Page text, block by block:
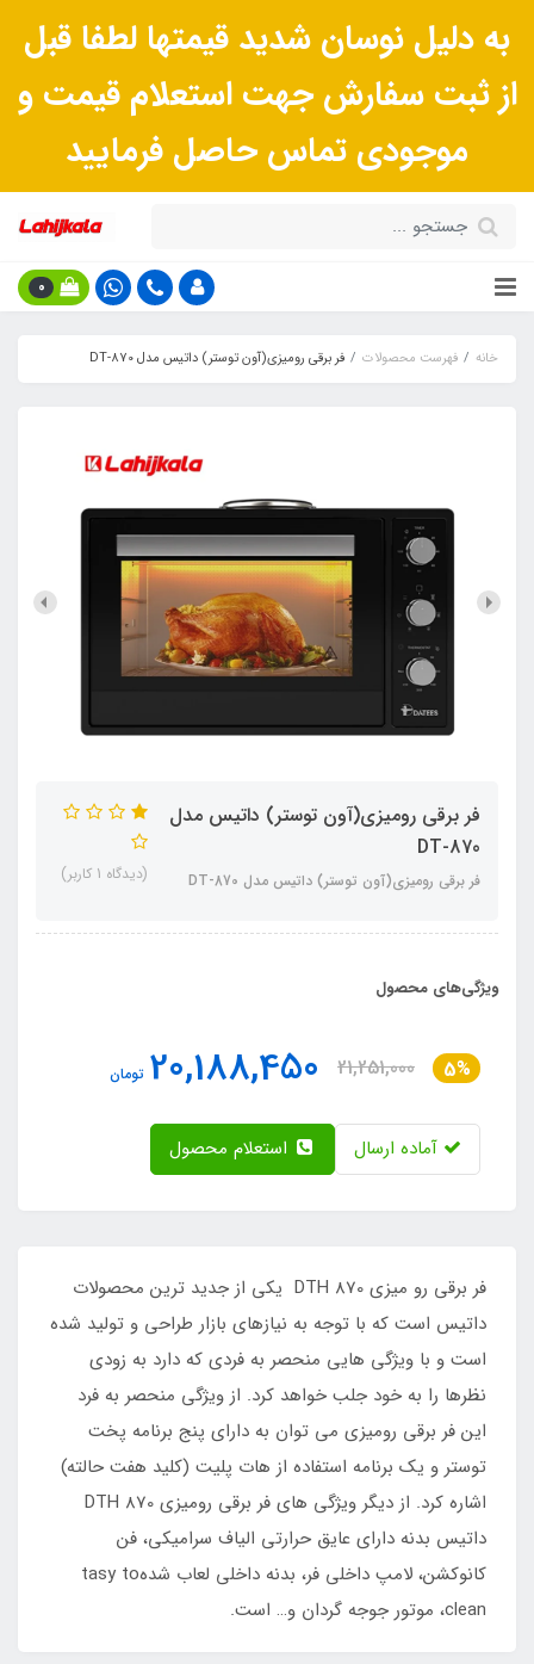
به دلیل نوسان شدید قیمتها لطفا قبل
از ثبت سفارش جهت استعلام قیمت و
موجودی تماس حاصل فرمایید
0
خانه فهرست محصولات فر برقی رومیزی(آون توستر) داتیس مدل DT-870
فر برقی رومیزی(آون توستر) داتیس مدل
DT-870
فر برقی رومیزی(آون توستر) داتیس مدل DT-870 (دیدگاه 1 کاربر)
ویژگی‌های محصول
5%
21,251,000
20,188,450 تومان
آماده ارسال
فر برقی رو میزی DTH 870 یکی از جدید ترین محصولات
داتیس است که با توجه به نیازهای بازار طراحی و تولید شده
است و با ویژگی هایی منحصر به فردی که دارد به زودی
نظرها را به خود جلب خواهد کرد. از ویژگی منحصر به فرد
این فر برقی رومیزی می توان به دارای پنج برنامه پخت
توستر و یک برنامه استفاده از هات پلیت (کلید هفت حالته)
اشاره کرد. از دیگر ویژگی های فر برقی رومیزی DTH 870
داتیس بدنه دارای عایق حرارتی الیاف سرامیکی، فن
کانوکشن، لامپ داخلی فر، بدنه داخلی لعاب شدهtasy to
clean، موتور جوجه گردان و… است.